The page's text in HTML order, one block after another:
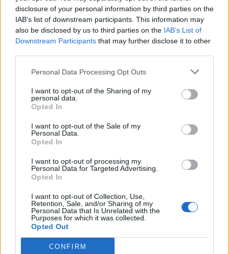
disclosure of your personal information by third parties on the
IAB’s list of downstream participants. This information may
also be disclosed by us to third parties on the IAB’s List of
Downstream Participants that may further disclose it to other
Personal Data Processing Opt Outs
I want to opt-out of the Sharing of my
personal data.
Opted In
I want to opt-out of the Sale of my
Personal Data.
Opted In
I want to opt-out of processing my
Personal Data for Targeted Advertising.
Opted In
I want to opt-out of Collection, Use,
Retention, Sale, and/or Sharing of my
Personal Data that Is Unrelated with the
Purposes for which it was collected.
Opted Out
CONFIRM
Photo 2/5
Σχόλιο στο Twitter.
Σχόλιο στο Twitter.